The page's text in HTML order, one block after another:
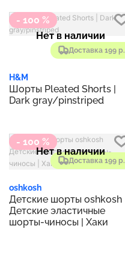
- 100 %
Доставка 199 р.
Нет в наличии
H&M
Шорты Pleated Shorts |
Dark gray/pinstriped
- 100 %
Доставка 199 р.
Нет в наличии
oshkosh
Детские шорты oshkosh
Детские эластичные
шорты-чиносы | Хаки